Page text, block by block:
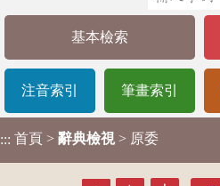
基本檢索
注音索引 筆畫索引
::: 首頁 > 辭典檢視 > 原委